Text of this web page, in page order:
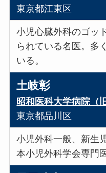
東京都江東区
小児心臓外科のゴッ
られている名医。多
いる。
土岐彰
昭和医科大学病院（
東京都品川区
小児外科一般、新生
本小児外科学会専門